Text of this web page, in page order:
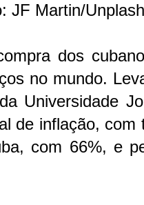
JF Martin/Unplash
dos
no mundo.
Universidade
de inflação, com
com 66%, e